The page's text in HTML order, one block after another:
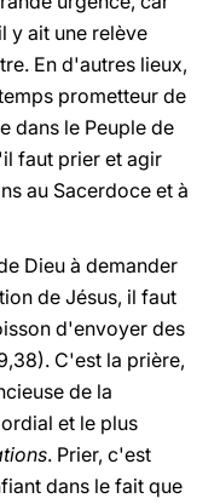
y ait une relève
En d'autres lieux,
prometteur de
dans le Peuple de
faut prier et agir
au Sacerdoce et à
Dieu à demander
de Jésus, il faut
d'envoyer des
C'est la prière,
de la
et le plus
. Prier, c'est
dans le fait que